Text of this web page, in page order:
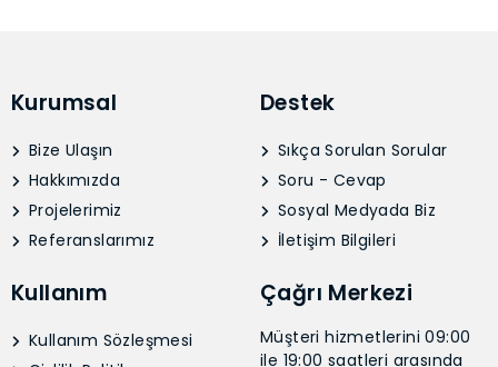
Kurumsal
Bize Ulaşın
Hakkımızda
Projelerimiz
Referanslarımız
Destek
Sıkça Sorulan Sorular
Soru - Cevap
Sosyal Medyada Biz
İletişim Bilgileri
Kullanım
Kullanım Sözleşmesi
Çağrı Merkezi
Müşteri hizmetlerini 09:00
ile 19:00 saatleri arasında